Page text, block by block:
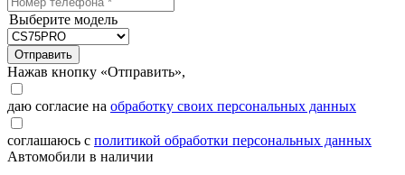
Выберите модель
Отправить
Нажав кнопку «Отправить»,
даю согласие на обработку своих персональных данных
соглашаюсь с политикой обработки персональных данных
Автомобили в наличии